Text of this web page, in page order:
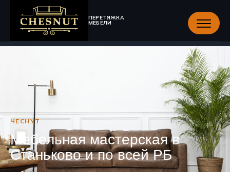
ПЕРЕТЯЖКА
МЕБЕЛИ
ЧЕСНУТ
Мебельная мастерская в
Станьково и по всей РБ